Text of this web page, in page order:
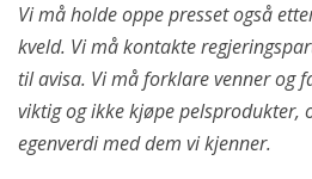
Vi må holde oppe presset også
kveld. Vi må kontakte
til avisa. Vi må forklare venner og
viktig og ikke kjøpe pelsprodukter,
egenverdi med dem vi kjenner.